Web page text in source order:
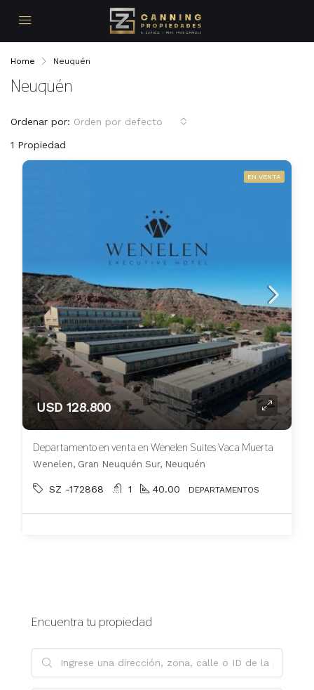
Home Neuquén
Neuquén
1 Propiedad
Ordenar por: Orden por defecto
EN VENTA
USD 128.800
Departamento en venta en Wenelen Suites Vaca Muerta
Wenelen, Gran Neuquén Sur, Neuquén
SZ -172868 1 40.00 DEPARTAMENTOS
Encuentra tu propiedad